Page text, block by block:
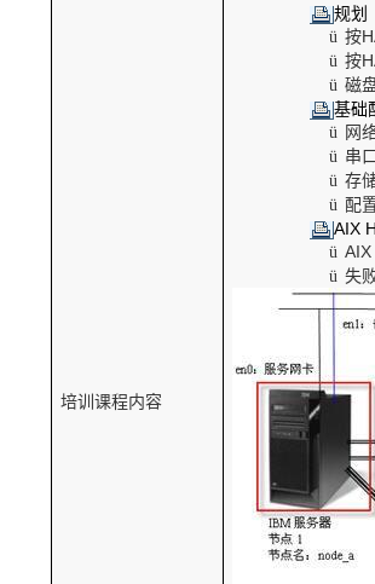
培训课程内容
规划
ü 按
ü 按
ü 磁
基础
ü 网
ü 串
ü 存
ü 配
AIX
ü
ü 失